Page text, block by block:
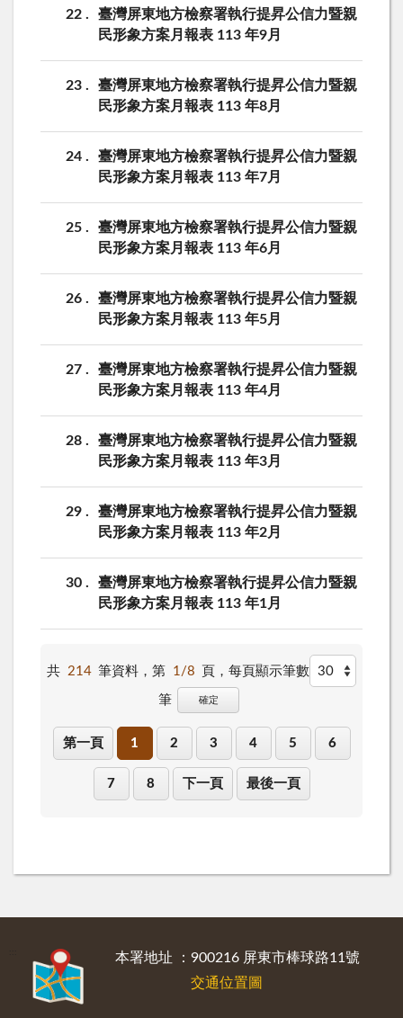
22
臺灣屏東地方檢察署執行提昇公信力暨親
民形象方案月報表 113 年9月
23
臺灣屏東地方檢察署執行提昇公信力暨親
民形象方案月報表 113 年8月
24
臺灣屏東地方檢察署執行提昇公信力暨親
民形象方案月報表 113 年7月
25
臺灣屏東地方檢察署執行提昇公信力暨親
民形象方案月報表 113 年6月
26
臺灣屏東地方檢察署執行提昇公信力暨親
民形象方案月報表 113 年5月
27
臺灣屏東地方檢察署執行提昇公信力暨親
民形象方案月報表 113 年4月
28
臺灣屏東地方檢察署執行提昇公信力暨親
民形象方案月報表 113 年3月
29
臺灣屏東地方檢察署執行提昇公信力暨親
民形象方案月報表 113 年2月
30
臺灣屏東地方檢察署執行提昇公信力暨親
民形象方案月報表 113 年1月
共 214 筆資料，第 1/8 頁，每頁顯示筆數
筆 確定
第一頁 1 2 3 4 5 6
7 8 下一頁 最後一頁
本署地址 ：900216 屏東市棒球路11號
交通位置圖